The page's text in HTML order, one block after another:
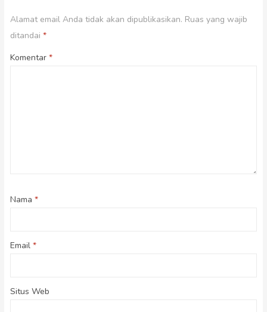
Alamat email Anda tidak akan dipublikasikan. Ruas yang wajib
ditandai *
Komentar *
Nama *
Email *
Situs Web